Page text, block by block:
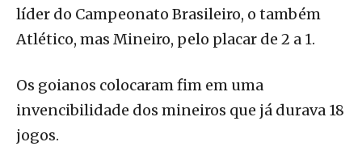
líder do Campeonato Brasileiro, o também
Atlético, mas Mineiro, pelo placar de 2 a 1.
Os goianos colocaram fim em uma
invencibilidade dos mineiros que já durava 18
jogos.